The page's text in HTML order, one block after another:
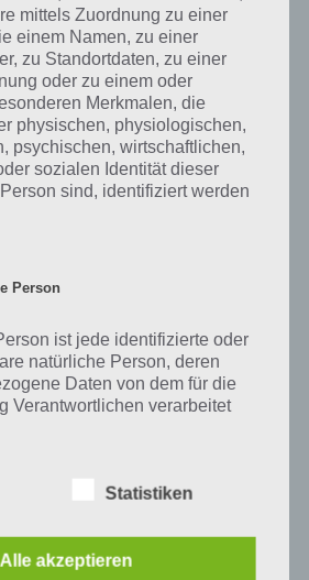
die nur Münzen geben). Am meisten
die Bälle in Clumsy Ninja. Hier
Bereits eine Melone bringt
Ninja spielen
allem bei Wartezeiten, auch einfach mal
mittels Zuordnung zu einer
einem Namen, zu einer
zu Standortdaten, zu einer
oder zu einem oder
Merkmalen, die
physischen, physiologischen,
psychischen, wirtschaftlichen,
sozialen Identität dieser
sind, identifiziert werden
Person
ist jede identifizierte oder
natürliche Person, deren
Daten von dem für die
Verantwortlichen verarbeitet
ist jeder mit oder ohne Hilfe
Verfahren ausgeführte
Statistiken
akzeptieren